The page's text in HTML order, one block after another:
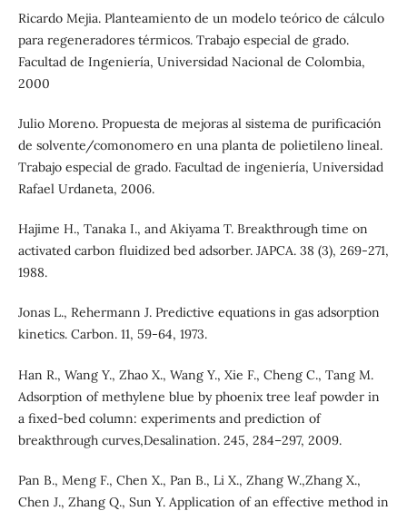
Ricardo Mejia. Planteamiento de un modelo teórico de cálculo
para regeneradores térmicos. Trabajo especial de grado.
Facultad de Ingeniería, Universidad Nacional de Colombia,
2000
Julio Moreno. Propuesta de mejoras al sistema de purificación
de solvente/comonomero en una planta de polietileno lineal.
Trabajo especial de grado. Facultad de ingeniería, Universidad
Rafael Urdaneta, 2006.
Hajime H., Tanaka I., and Akiyama T. Breakthrough time on
activated carbon fluidized bed adsorber. JAPCA. 38 (3), 269-271,
1988.
Jonas L., Rehermann J. Predictive equations in gas adsorption
kinetics. Carbon. 11, 59-64, 1973.
Han R., Wang Y., Zhao X., Wang Y., Xie F., Cheng C., Tang M.
Adsorption of methylene blue by phoenix tree leaf powder in
a fixed-bed column: experiments and prediction of
breakthrough curves,Desalination. 245, 284–297, 2009.
Pan B., Meng F., Chen X., Pan B., Li X., Zhang W.,Zhang X.,
Chen J., Zhang Q., Sun Y. Application of an effective method in